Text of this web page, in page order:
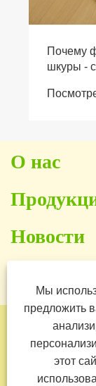
Почему
шкуры -
О нас
Новости
Copyright ©
по
Мы
предложить
этот